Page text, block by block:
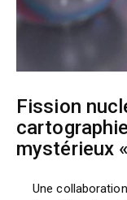
Fission
mystérieux
Une